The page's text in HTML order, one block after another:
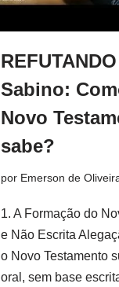
Sabino:
Novo
sabe?
por Emerson de
1. A Formação do
e Não Escrita
o Novo Testamento
oral, sem base